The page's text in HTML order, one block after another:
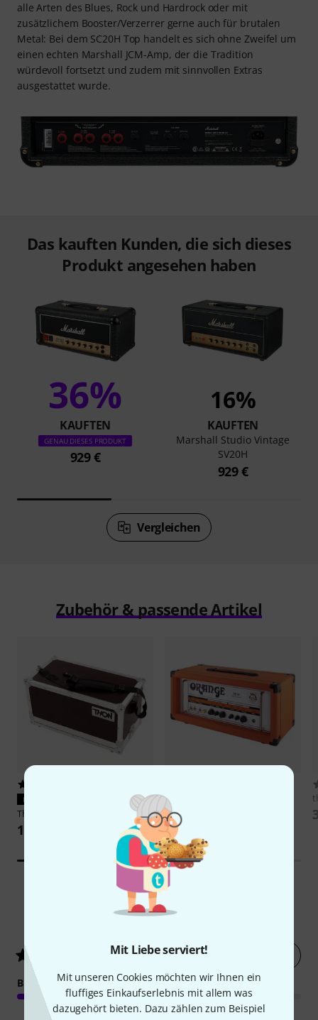
Mit Liebe serviert!
Mit unseren Cookies möchten wir Ihnen ein
fluffiges Einkaufserlebnis mit allem was
dazugehört bieten. Dazu zählen zum Beispiel
alle Arten des Blues, Rock und Hardrock oder mit
zusätzlichem Booster/Verzerrer gerne auch für brutalen
Metal: Bei dem SC20H Top handelt es sich ohne Zweifel um
einen echten Marshall JCM-Amp, der die Tradition
würdevoll fortsetzt und zudem mit sinnvollen Extras
ausgestattet wurde.
Das kauften Kunden, die sich dieses
Produkt angesehen haben
36%
KAUFTEN
GENAU DIESES PRODUKT
929 €
16%
KAUFTEN
Marshall Studio Vintage
SV20H
929 €
Vergleichen
Zubehör & passende Artikel
PASST GARANTIERT
Thon
195 €
Orange
849 €
-19%
Kundenbewertungen
4.8/ 5
BEDIENUNG